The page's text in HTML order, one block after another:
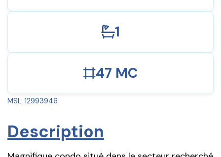
1
47 MC
MSL: 12993946
Description